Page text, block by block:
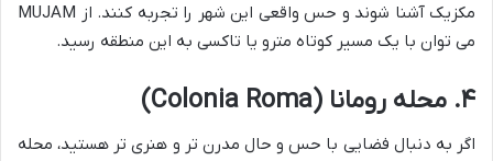
مکزیک آشنا شوند و حس واقعی این شهر را تجربه کنند. از MUJAM
می توان با یک مسیر کوتاه مترو یا تاکسی به این منطقه رسید.
۴. محله رومانا (Colonia Roma)
اگر به دنبال فضایی با حس و حال مدرن تر و هنری تر هستید، محله